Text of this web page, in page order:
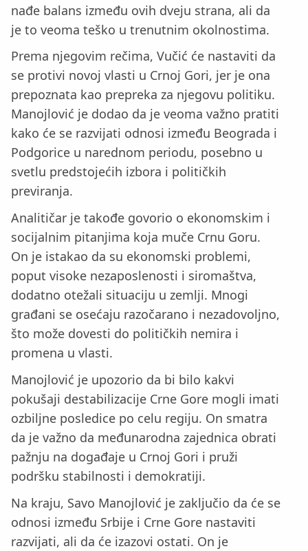
nađe balans između ovih dveju strana, ali da
je to veoma teško u trenutnim okolnostima.
Prema njegovim rečima, Vučić će nastaviti da
se protivi novoj vlasti u Crnoj Gori, jer je ona
prepoznata kao prepreka za njegovu politiku.
Manojlović je dodao da je veoma važno pratiti
kako će se razvijati odnosi između Beograda i
Podgorice u narednom periodu, posebno u
svetlu predstojećih izbora i političkih
previranja.
Analitičar je takođe govorio o ekonomskim i
socijalnim pitanjima koja muče Crnu Goru.
On je istakao da su ekonomski problemi,
poput visoke nezaposlenosti i siromaštva,
dodatno otežali situaciju u zemlji. Mnogi
građani se osećaju razočarano i nezadovoljno,
što može dovesti do političkih nemira i
promena u vlasti.
Manojlović je upozorio da bi bilo kakvi
pokušaji destabilizacije Crne Gore mogli imati
ozbiljne posledice po celu regiju. On smatra
da je važno da međunarodna zajednica obrati
pažnju na događaje u Crnoj Gori i pruži
podršku stabilnosti i demokratiji.
Na kraju, Savo Manojlović je zaključio da će se
odnosi između Srbije i Crne Gore nastaviti
razvijati, ali da će izazovi ostati. On je